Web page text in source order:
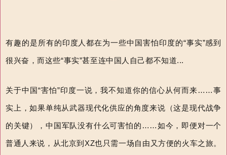
有趣的是所有的印度人都在为一些中国害怕印度的“事实”感到
很兴奋，而这些“事实”甚至连中国人自己都不知道...
关于中国“害怕”印度一说，我不知道你的信心从何而来……事
实上，如果单纯从武器现代化供应的角度来说（这是现代战争
的关键），中国军队没有什么可害怕的 ……如今，即便对一个
普通人来说，从北京到XZ也只需一场自由又方便的火车之旅。